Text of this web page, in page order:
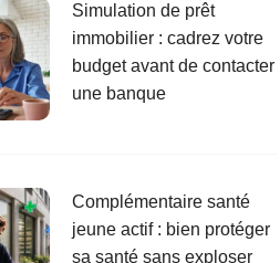
Simulation de prêt
immobilier : cadrez votre
budget avant de contacter
une banque
Complémentaire santé
jeune actif : bien protéger
sa santé sans exploser